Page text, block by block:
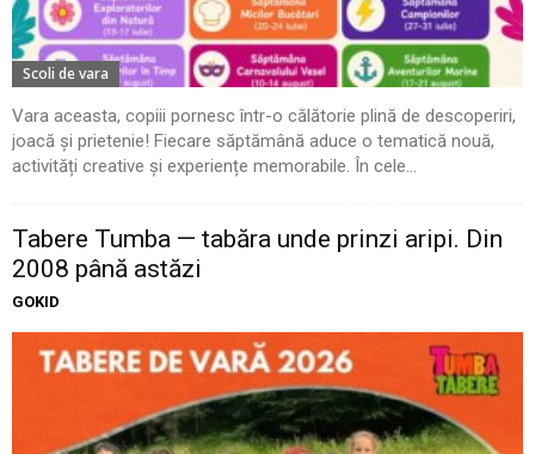
Scoli de vara
Vara aceasta, copiii pornesc într-o călătorie plină de descoperiri,
joacă și prietenie! Fiecare săptămână aduce o tematică nouă,
activități creative și experiențe memorabile. În cele...
Tabere Tumba — tabăra unde prinzi aripi. Din
2008 până astăzi
GOKID